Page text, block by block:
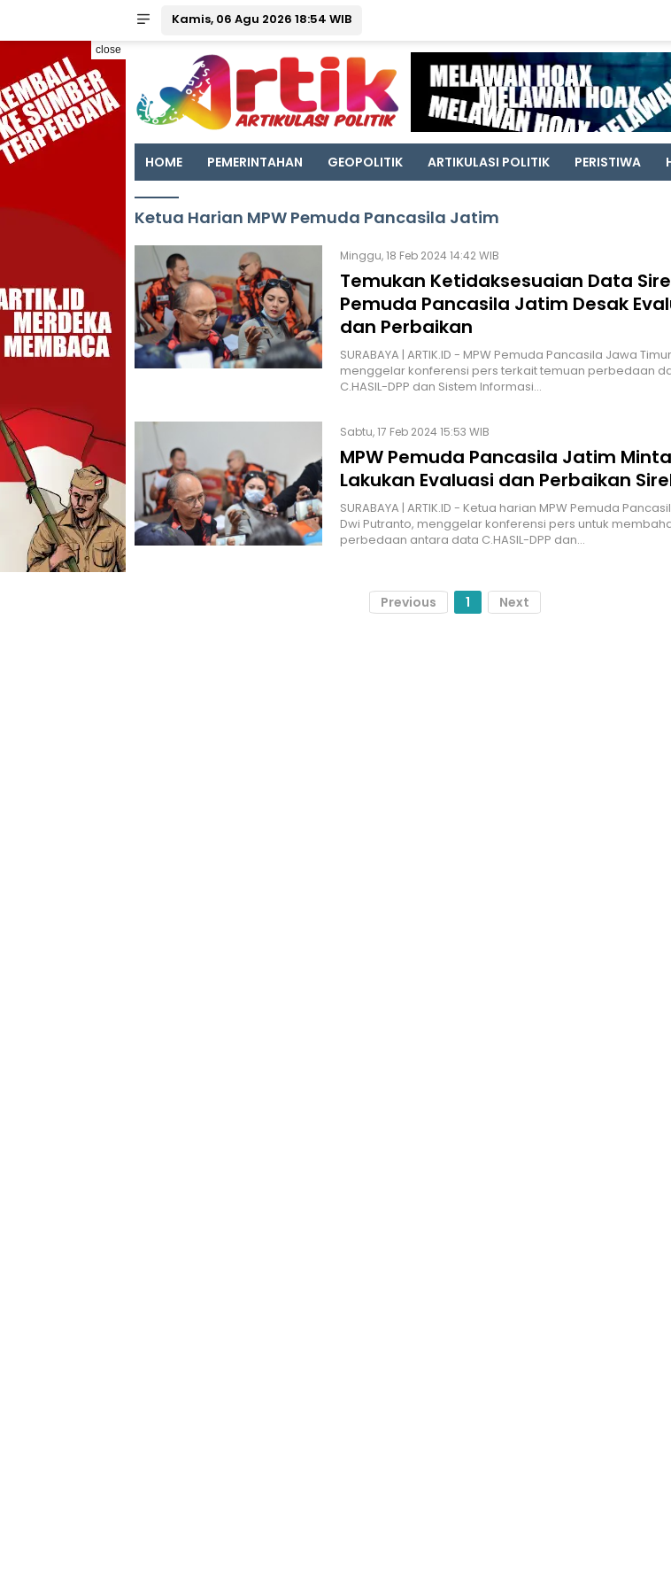
Kamis, 06 Agu 2026 18:54 WIB
close
HOME PEMERINTAHAN GEOPOLITIK ARTIKULASI POLITIK PERISTIWA
Ketua Harian MPW Pemuda Pancasila Jatim
Minggu, 18 Feb 2024 14:42 WIB
Temukan Ketidaksesuaian Data
Pemuda Pancasila Jatim Desak
dan Perbaikan
SURABAYA | ARTIK.ID - MPW Pemuda Pancasila Jawa
menggelar konferensi pers terkait temuan perbedaan
C.HASIL-DPP dan Sistem Informasi…
Sabtu, 17 Feb 2024 15:53 WIB
MPW Pemuda Pancasila Jatim Minta
Lakukan Evaluasi dan Perbaikan
SURABAYA | ARTIK.ID - Ketua harian MPW Pemuda
Dwi Putranto, menggelar konferensi pers untuk
perbedaan antara data C.HASIL-DPP dan…
Previous 1 Next